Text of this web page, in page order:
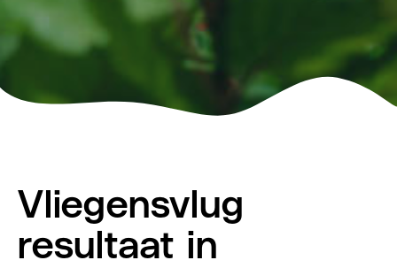
Vliegensvlug
resultaat in